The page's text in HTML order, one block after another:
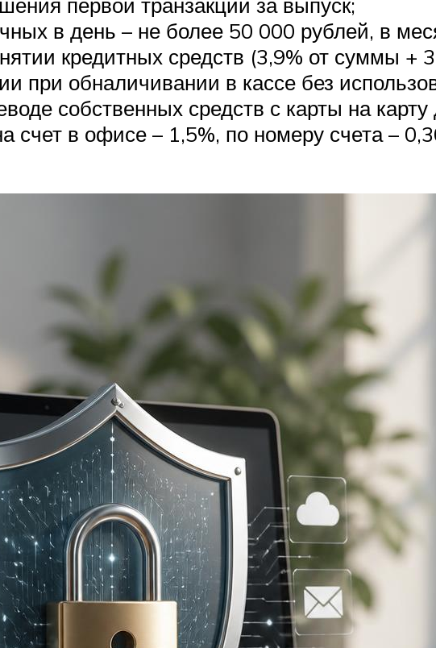
в день – не более 50 000 рублей, в
кредитных средств (3,9% от суммы +
при обналичивании в кассе без
собственных средств с карты на
счет в офисе – 1,5%, по номеру счета –